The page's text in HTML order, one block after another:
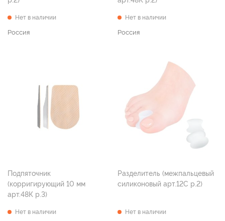
Нет в наличии
Россия
Нет в наличии
Россия
Подпяточник
(корригирующий 10 мм
арт.48К р.3)
Нет в наличии
Разделитель (межпальцевый
силиконовый арт.12С р.2)
Нет в наличии